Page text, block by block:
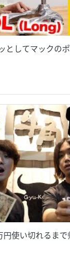
としてマックの
使い切れるまで